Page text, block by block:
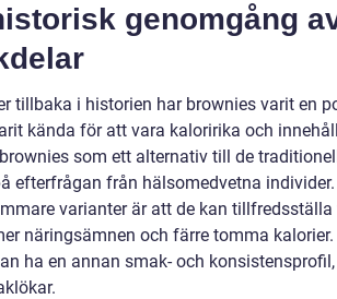
genomgång
tillbaka i historien har brownies varit en
kända för att vara kaloririka och
som ett alternativ till de
efterfrågan från hälsomedvetna
varianter är att de kan
näringsämnen och färre tomma
ha en annan smak- och